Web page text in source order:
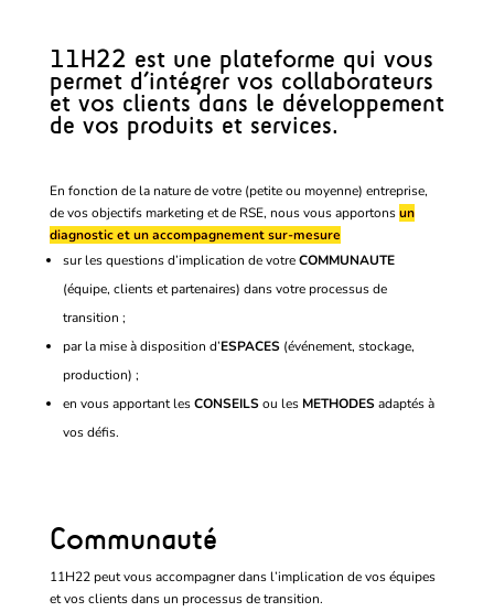
11H22 est une plateforme qui vous
permet d’intégrer vos collaborateurs
et vos clients dans le développement
de vos produits et services.
En fonction de la nature de votre (petite ou moyenne) entreprise,
de vos objectifs marketing et de RSE, nous vous apportonsun
diagnostic et un accompagnement sur-mesure
sur les questions d’implication de votreCOMMUNAUTE
(équipe, clients et partenaires) dans votre processus de
transition ;
par la mise à disposition d’ESPACES(événement, stockage,
production) ;
en vous apportant lesCONSEILSou les METHODESadaptés à
vos défis.
Communauté
11H22 peut vous accompagner dans l’implication de vos équipes
et vos clients dans un processus de transition.